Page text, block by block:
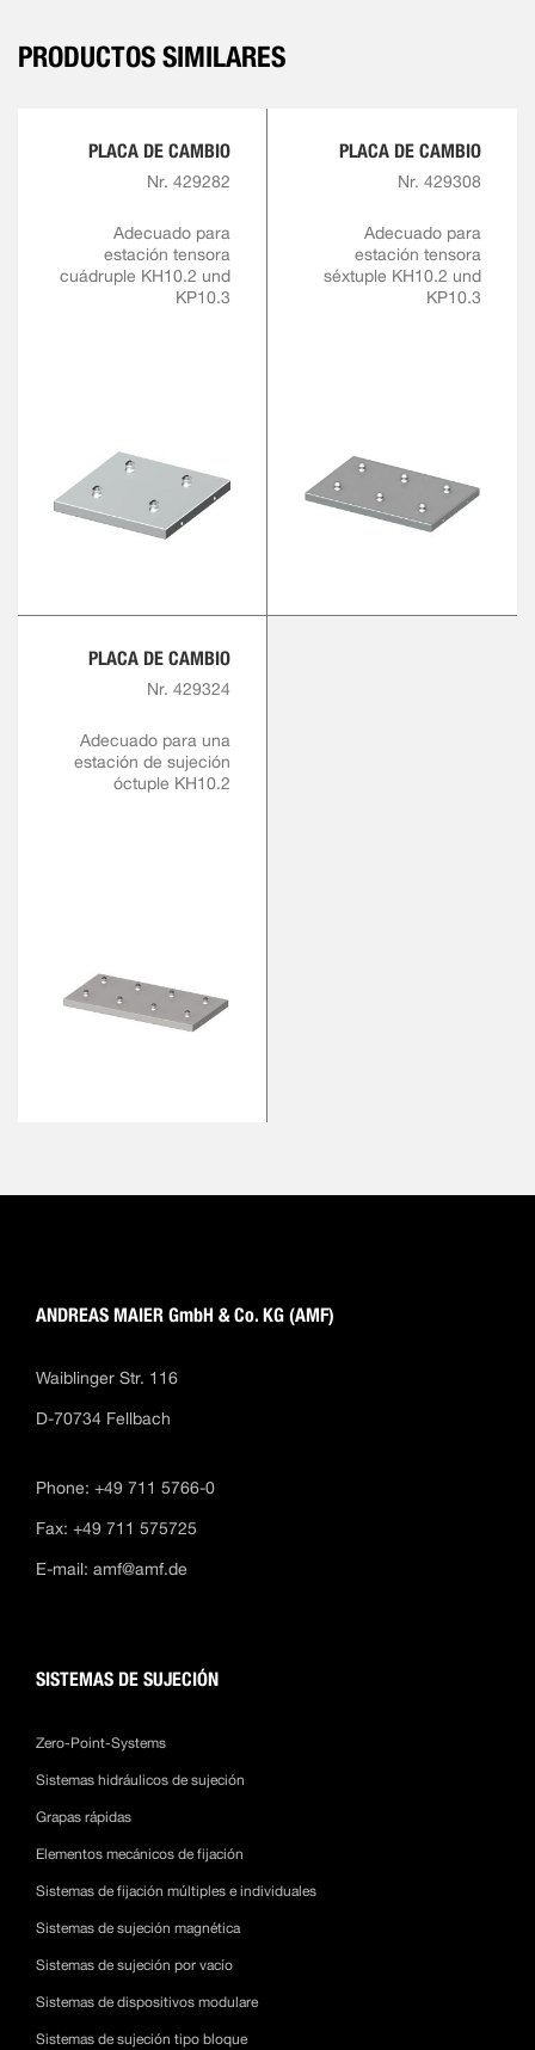
PRODUCTOS SIMILARES
PLACA DE CAMBIO
Nr. 429282
Adecuado para
estación tensora
cuádruple KH10.2 und
KP10.3
PLACA DE CAMBIO
Nr. 429308
Adecuado para
estación tensora
séxtuple KH10.2 und
KP10.3
PLACA DE CAMBIO
Nr. 429324
Adecuado para una
estación de sujeción
óctuple KH10.2
ANDREAS MAIER GmbH & Co. KG (AMF)
Waiblinger Str. 116
D-70734 Fellbach
Phone: +49 711 5766-0
Fax: +49 711 575725
E-mail: amf@amf.de
SISTEMAS DE SUJECIÓN
Zero-Point-Systems
Sistemas hidráulicos de sujeción
Grapas rápidas
Elementos mecánicos de fijación
Sistemas de fijación múltiples e individuales
Sistemas de sujeción magnética
Sistemas de sujeción por vacío
Sistemas de dispositivos modulare
Sistemas de sujeción tipo bloque